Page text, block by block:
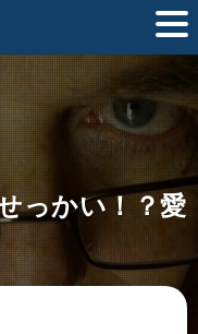
っかい！？愛